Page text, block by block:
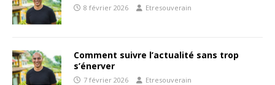
8 février 2026 Etresouverain
Comment suivre l’actualité sans trop
s’énerver
7 février 2026 Etresouverain